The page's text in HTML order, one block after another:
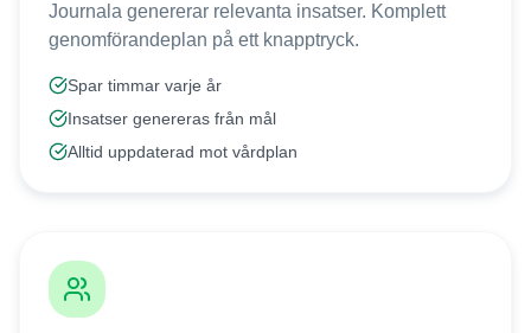
Journala genererar relevanta insatser. Komplett
genomförandeplan på ett knapptryck.
Spar timmar varje år
Insatser genereras från mål
Alltid uppdaterad mot vårdplan